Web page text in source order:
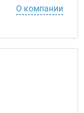
О компании